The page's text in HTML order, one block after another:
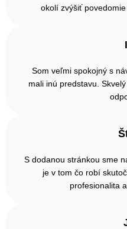
okolí zvýšiť
Som veľmi spokojný s
mali inú predstavu.
S dodanou stránkou sme
je v tom čo robí
profesionalita